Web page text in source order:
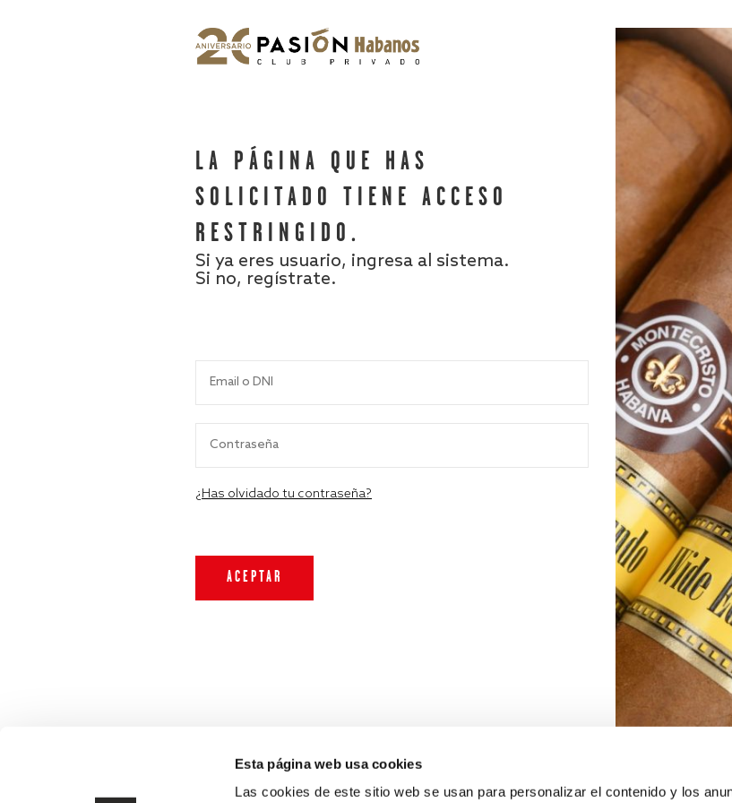
Esta página web usa cookies
Las cookies de este sitio web se usan para personalizar el contenido y los
LA PÁGINA QUE HAS
SOLICITADO TIENE ACCESO
RESTRINGIDO.
Si ya eres usuario, ingresa al sistema.
Si no, regístrate.
¿Has olvidado tu contraseña?